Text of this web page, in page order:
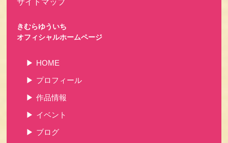
きむらゆういち
オフィシャルホームページ
HOME
プロフィール
作品情報
イベント
ブログ